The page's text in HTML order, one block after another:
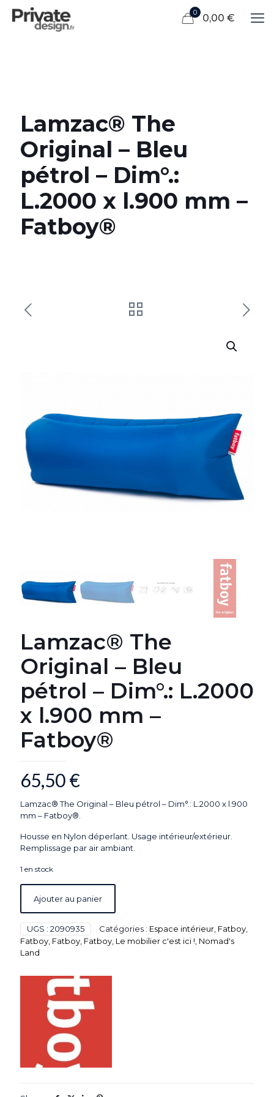
0 0,00 €
Lamzac® The
Original – Bleu
pétrol – Dim°.:
L.2000 x l.900 mm –
Fatboy®
Lamzac® The
Original – Bleu
pétrol – Dim°.: L.2000
x l.900 mm –
Fatboy®
65,50€
Lamzac® The Original – Bleu pétrol – Dim°.: L.2000 x l.900
mm – Fatboy®.
Housse en Nylon déperlant. Usage intérieur/extérieur.
Remplissage par air ambiant.
1 en stock
Ajouter au panier
UGS : 2090935 Catégories : Espace intérieur Fatboy
Fatboy Fatboy Fatboy Le mobilier c'est ici ! Nomad's
Land